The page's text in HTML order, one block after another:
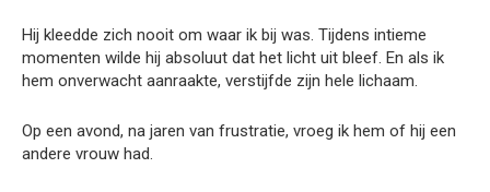
Hij kleedde zich nooit om waar ik bij was. Tijdens intieme
momenten wilde hij absoluut dat het licht uit bleef. En als ik
hem onverwacht aanraakte, verstijfde zijn hele lichaam.
Op een avond, na jaren van frustratie, vroeg ik hem of hij een
andere vrouw had.